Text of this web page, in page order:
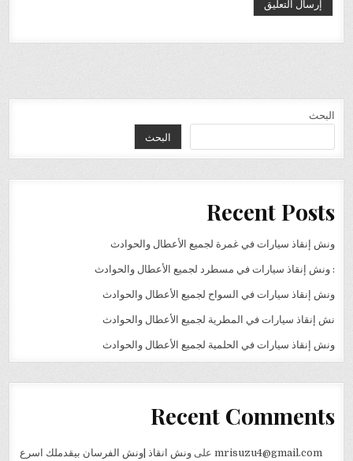
البحث
البحث
Recent Posts
ونش إنقاذ سيارات في غمرة لجميع الأعطال والحوادث
: ونش إنقاذ سيارات في مسطرد لجميع الأعطال والحوادث
ونش إنقاذ سيارات في السواح لجميع الأعطال والحوادث
نش إنقاذ سيارات في المطرية لجميع الأعطال والحوادث
ونش إنقاذ سيارات في الحلمية لجميع الأعطال والحوادث
Recent Comments
mrisuzu4@gmail.comعلى ونش انقاذ |ونش الفرسان بيقدملك اسرع